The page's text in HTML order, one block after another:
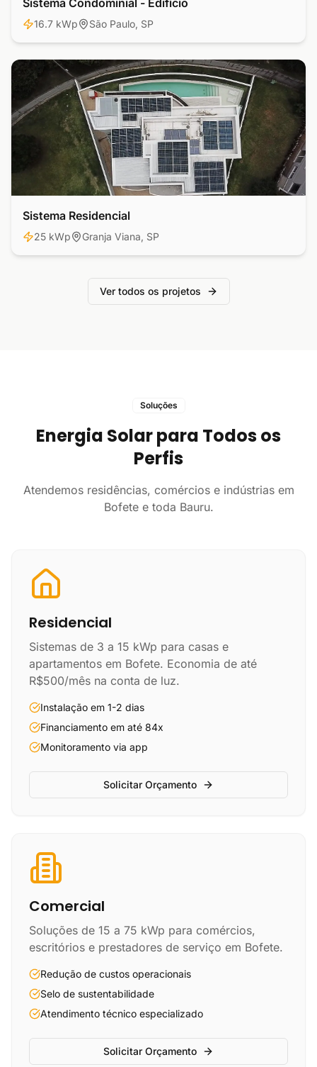
Sistema Condominial - Edifício
16.7 kWp São Paulo, SP
Residencial
Sistema Residencial
25 kWp Granja Viana, SP
Ver todos os projetos
Soluções
Energia Solar para Todos os
Perfis
Atendemos residências, comércios e indústrias em
Bofete e toda Bauru.
Residencial
Sistemas de 3 a 15 kWp para casas e
apartamentos em Bofete. Economia de até
R$500/mês na conta de luz.
Instalação em 1-2 dias
Financiamento em até 84x
Monitoramento via app
Solicitar Orçamento
Comercial
Soluções de 15 a 75 kWp para comércios,
escritórios e prestadores de serviço em Bofete.
Redução de custos operacionais
Selo de sustentabilidade
Atendimento técnico especializado
Solicitar Orçamento